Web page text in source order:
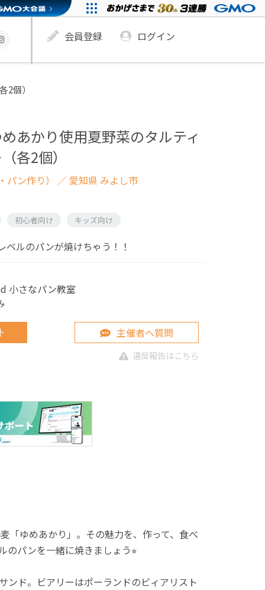
会員登録 ログイン
2個）
あかり使用夏野菜のタルティ
各2個）
ン作り） ／ 愛知県 みよし市
初心者向け キッズ向け
ベルのパンが焼けちゃう！！
小さなパン教室
主催者へ質問
違反報告はこちら
「ゆめあかり」。その魅力を、作って、食べ
のパンを一緒に焼きましょう⭐︎
ンド。ビアリーはポーランドのビィアリスト